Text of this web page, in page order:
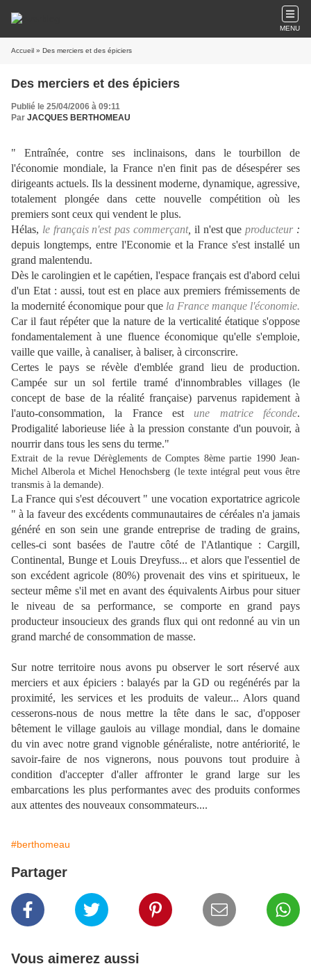
MENU
Accueil » Des merciers et des épiciers
Des merciers et des épiciers
Publié le 25/04/2006 à 09:11
Par JACQUES BERTHOMEAU
" Entraînée, contre ses inclinaisons, dans le tourbillon de
l'économie mondiale, la France n'en finit pas de désespérer ses
dirigeants actuels. Ils la dessinent moderne, dynamique, agressive,
totalement plongée dans cette nouvelle compétition où les
premiers sont ceux qui vendent le plus.
Hélas, le français n'est pas commerçant, il n'est queproducteur:
depuis longtemps, entre l'Economie et la France s'est installé un
grand malentendu.
Dès le carolingien et le capétien, l'espace français est d'abord celui
d'un Etat : aussi, tout est en place aux premiers frémissements de
la modernité économique pour que la France manque l'économie.
Car il faut répéter que la nature de la verticalité étatique s'oppose
fondamentalement à une fluence économique qu'elle s'emploie,
vaille que vaille, à canaliser, à baliser, à circonscrire.
Certes le pays se révèle d'emblée grand lieu de production.
Campée sur un sol fertile tramé d'innombrables villages (le
concept de base de la réalité française) parvenus rapidement à
l'auto-consommation, la France est une matrice féconde.
Prodigalité laborieuse liée à la pression constante d'un pouvoir, à
nourrir dans tous les sens du terme."
Extrait de la revue Dérèglements de Comptes 8ème partie 1990 Jean-
Michel Alberola et Michel Henochsberg (le texte intégral peut vous être
transmis à la demande).
La France qui s'est découvert " une vocation exportatrice agricole
" à la faveur des excédents communautaires de céréales n'a jamais
généré en son sein une grande entreprise de trading de grains,
celles-ci sont basées de l'autre côté de l'Atlantique : Cargill,
Continental, Bunge et Louis Dreyfuss... et alors que l'essentiel de
son excédent agricole (80%) provenait des vins et spiritueux, le
secteur même s'il met en avant des équivalents Airbus pour situer
le niveau de sa performance, se comporte en grand pays
producteur insoucieux des grands flux qui ont redonné au vin un
grand marché de consommation de masse.
Sur notre territoire nous avons pu observer le sort réservé aux
merciers et aux épiciers : balayés par la GD ou regénérés par la
proximité, les services et les produits de valeur... Alors quand
cesserons-nous de nous mettre la tête dans le sac, d'opposer
bêtement le village gaulois au village mondial, dans le domaine
du vin avec notre grand vignoble généraliste, notre antériorité, le
savoir-faire de nos vignerons, nous pouvons tout produire à
condition d'accepter d'aller affronter le grand large sur les
embarcations les plus performantes avec des produits conformes
aux attentes des nouveaux consommateurs....
#berthomeau
Partager
Vous aimerez aussi